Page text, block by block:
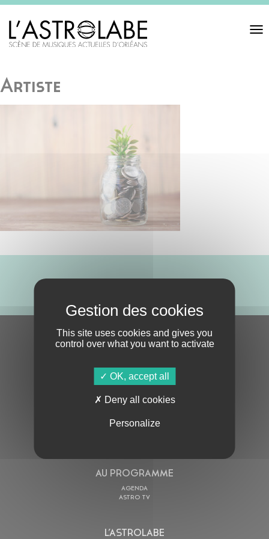
Toggle
Artiste
S'ABONNER À LA NEWSLETTER
AU PROGRAMME
AGENDA
ASTRO TV
L’ASTROLABE
This site uses cookies and gives you
control over what you want to activate
OK, accept all
Deny all cookies
Personalize